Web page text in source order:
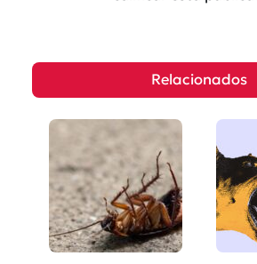
Relacionados